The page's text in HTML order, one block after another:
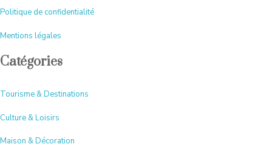
Politique de confidentialité
Mentions légales
Catégories
Tourisme & Destinations
Culture & Loisirs
Maison & Décoration